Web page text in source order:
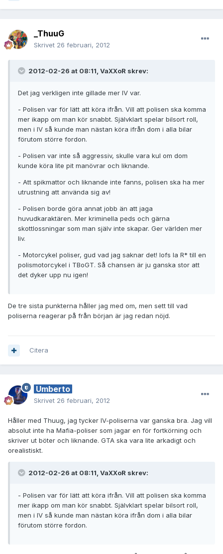
_ThuuG
Skrivet 26 februari, 2012
2012-02-26 at 08:11, VaXXoR skrev:
Det jag verkligen inte gillade mer IV var.
- Polisen var för lätt att köra ifrån. Vill att polisen ska komma
mer ikapp om man kör snabbt. Självklart spelar bilsort roll,
men i IV så kunde man nästan köra ifrån dom i alla bilar
förutom större fordon.
- Polisen var inte så aggressiv, skulle vara kul om dom
kunde köra lite pit manövrar och liknande.
- Att spikmattor och liknande inte fanns, polisen ska ha mer
utrustning att använda sig av!
- Polisen borde göra annat jobb än att jaga
huvudkaraktären. Mer kriminella peds och gärna
skottlossningar som man själv inte skapar. Ger världen mer
liv.
- Motorcykel poliser, gud vad jag saknar det! Iofs la R* till en
polismotorcykel i TBoGT. Så chansen är ju ganska stor att
det dyker upp nu igen!
De tre sista punkterna håller jag med om, men sett till vad
poliserna reagerar på från början är jag redan nöjd.
Citera
Umberto
Skrivet 26 februari, 2012
Håller med Thuug, jag tycker IV-poliserna var ganska bra. Jag vill
absolut inte ha Mafia-poliser som jagar en för fortkörning och
skriver ut böter och liknande. GTA ska vara lite arkadigt och
orealistiskt.
2012-02-26 at 08:11, VaXXoR skrev:
- Polisen var för lätt att köra ifrån. Vill att polisen ska komma
mer ikapp om man kör snabbt. Självklart spelar bilsort roll,
men i IV så kunde man nästan köra ifrån dom i alla bilar
förutom större fordon.